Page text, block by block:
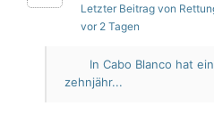
Letzter Beitrag von
vor 2 Tagen
In Cabo Blanco hat
zehnjähr...